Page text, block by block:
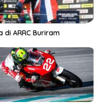
di ARRC Buriram